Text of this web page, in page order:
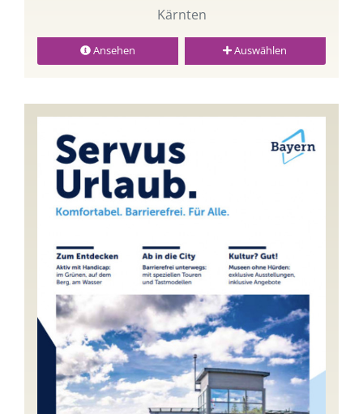
Kärnten
Ansehen Auswählen